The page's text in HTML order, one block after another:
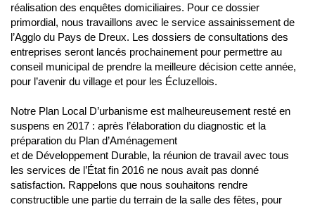
réalisation des enquêtes domiciliaires. Pour ce dossier
primordial, nous travaillons avec le service assainissement de
l’Agglo du Pays de Dreux. Les dossiers de consultations des
entreprises seront lancés prochainement pour permettre au
conseil municipal de prendre la meilleure décision cette année,
pour l’avenir du village et pour les Écluzellois.
Notre Plan Local D’urbanisme est malheureusement resté en
suspens en 2017 : après l’élaboration du diagnostic et la
préparation du Plan d’Aménagement
et de Développement Durable, la réunion de travail avec tous
les services de l’État fin 2016 ne nous avait pas donné
satisfaction. Rappelons que nous souhaitons rendre
constructible une partie du terrain de la salle des fêtes, pour